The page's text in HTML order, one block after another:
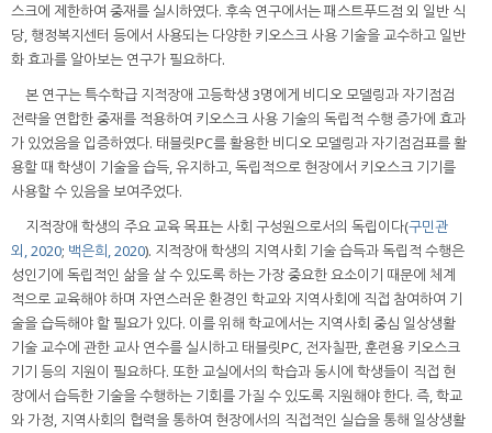
스크에 제한하여 중재를 실시하였다. 후속 연구에서는 패스트푸드점 외 일반 식
당, 행정복지센터 등에서 사용되는 다양한 키오스크 사용 기술을 교수하고 일반
화 효과를 알아보는 연구가 필요하다.
본 연구는 특수학급 지적장애 고등학생 3명에게 비디오 모델링과 자기점검
전략을 연합한 중재를 적용하여 키오스크 사용 기술의 독립적 수행 증가에 효과
가 있었음을 입증하였다. 태블릿PC를 활용한 비디오 모델링과 자기점검표를 활
용할 때 학생이 기술을 습득, 유지하고, 독립적으로 현장에서 키오스크 기기를
사용할 수 있음을 보여주었다.
지적장애 학생의 주요 교육 목표는 사회 구성원으로서의 독립이다(구민관
외, 2020; 백은희, 2020). 지적장애 학생의 지역사회 기술 습득과 독립적 수행은
성인기에 독립적인 삶을 살 수 있도록 하는 가장 중요한 요소이기 때문에 체계
적으로 교육해야 하며 자연스러운 환경인 학교와 지역사회에 직접 참여하여 기
술을 습득해야 할 필요가 있다. 이를 위해 학교에서는 지역사회 중심 일상생활
기술 교수에 관한 교사 연수를 실시하고 태블릿PC, 전자칠판, 훈련용 키오스크
기기 등의 지원이 필요하다. 또한 교실에서의 학습과 동시에 학생들이 직접 현
장에서 습득한 기술을 수행하는 기회를 가질 수 있도록 지원해야 한다. 즉, 학교
와 가정, 지역사회의 협력을 통하여 현장에서의 직접적인 실습을 통해 일상생활